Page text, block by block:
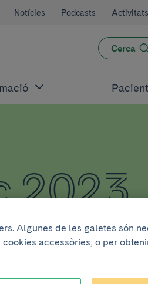
Notícies Podcasts Activitats
Cerca
2023
Algunes de les galetes són
accessòries, o per